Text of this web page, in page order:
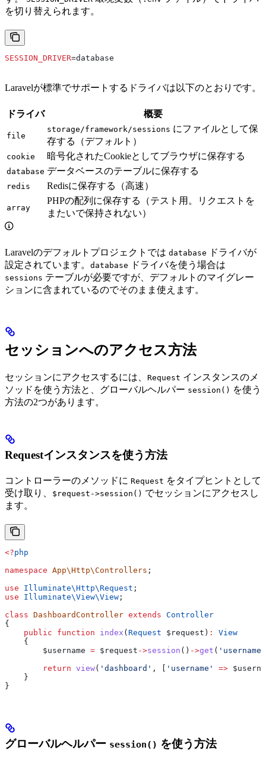
を切り替えられます。
SESSION_DRIVER=database
Laravelが標準でサポートするドライバは以下のとおりです。
ドライバ 概要
file
storage/framework/sessions にファイルとして保
存する（デフォルト）
cookie 暗号化されたCookieとしてブラウザに保存する
database データベースのテーブルに保存する
redis Redisに保存する（高速）
array
PHPの配列に保存する（テスト用。リクエストを
またいで保持されない）
Laravelのデフォルトプロジェクトでは database
ドライバが
設定されています。 database ドライバを使う場合は
sessions テーブルが必要ですが、デフォルトのマイグレー
ションに含まれているのでそのまま使えます。
セッションへのアクセス方法
セッションにアクセスするには、 Request インスタンスのメ
ソッドを使う方法と、グローバルヘルパー session() を使う
方法の2つがあります。
Requestインスタンスを使う方法
コントローラーのメソッドに Request をタイプヒントとして
受け取り、
$request->session() でセッションにアクセスし
ます。
<?php
namespace App\Http\Controllers ;
use Illuminate\Http\Request ;
use Illuminate\View\View ;
class DashboardController extends Controller
{
    public
function index ( Request $request ) :
View
    {
        $username
= $request ->session () ->get ( 'username'
        return
view( 'dashboard' , [ 'username' =>
    }
}
グローバルヘルパー session() を使う方法